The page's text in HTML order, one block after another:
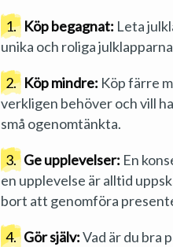
1. Köp begagnat: Leta
unika och roliga
2. Köp mindre: Köp färre
verkligen behöver och vill
små ogenomtänkta.
3. Ge upplevelser: En
en upplevelse är alltid
bort att genomföra
4. Gör själv:Vad är du bra